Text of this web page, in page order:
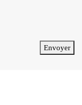
Envoyer